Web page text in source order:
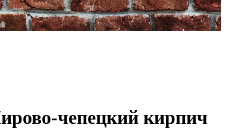
чепецкий кирпич